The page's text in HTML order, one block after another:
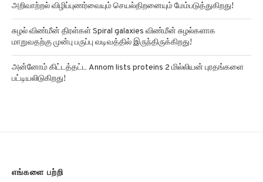
அறிவாற்றல் விழிப்புணர்வையும் செயல்திறனையும் மேம்படுத்துகிறது!
சுழல் விண்மீன் திரள்கள் Spiral galaxies விண்மீன் சுழல்களாக
மாறுவதற்கு முன்பு பருப்பு வடிவத்தில் இருந்திருக்கிறது!
அன்னோம் கிட்டத்தட்ட Annom lists proteins 2 மில்லியன் புரதங்களை
பட்டியலிடுகிறது!
எங்களை பற்றி